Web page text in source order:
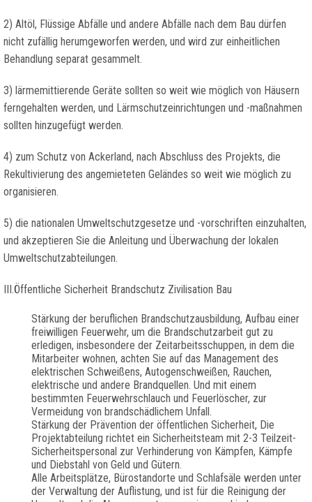
2) Altöl, Flüssige Abfälle und andere Abfälle nach dem Bau dürfen
nicht zufällig herumgeworfen werden, und wird zur einheitlichen
Behandlung separat gesammelt.
3) lärmemittierende Geräte sollten so weit wie möglich von Häusern
ferngehalten werden, und Lärmschutzeinrichtungen und -maßnahmen
sollten hinzugefügt werden.
4) zum Schutz von Ackerland, nach Abschluss des Projekts, die
Rekultivierung des angemieteten Geländes so weit wie möglich zu
organisieren.
5) die nationalen Umweltschutzgesetze und -vorschriften einzuhalten,
und akzeptieren Sie die Anleitung und Überwachung der lokalen
Umweltschutzabteilungen.
III.Öffentliche Sicherheit Brandschutz Zivilisation Bau
Stärkung der beruflichen Brandschutzausbildung, Aufbau einer
freiwilligen Feuerwehr, um die Brandschutzarbeit gut zu
erledigen, insbesondere der Zeitarbeitsschuppen, in dem die
Mitarbeiter wohnen, achten Sie auf das Management des
elektrischen Schweißens, Autogenschweißen, Rauchen,
elektrische und andere Brandquellen. Und mit einem
bestimmten Feuerwehrschlauch und Feuerlöscher, zur
Vermeidung von brandschädlichem Unfall.
Stärkung der Prävention der öffentlichen Sicherheit, Die
Projektabteilung richtet ein Sicherheitsteam mit 2-3 Teilzeit-
Sicherheitspersonal zur Verhinderung von Kämpfen, Kämpfe
und Diebstahl von Geld und Gütern.
Alle Arbeitsplätze, Bürostandorte und Schlafsäle werden unter
der Verwaltung der Auflistung, und ist für die Reinigung der